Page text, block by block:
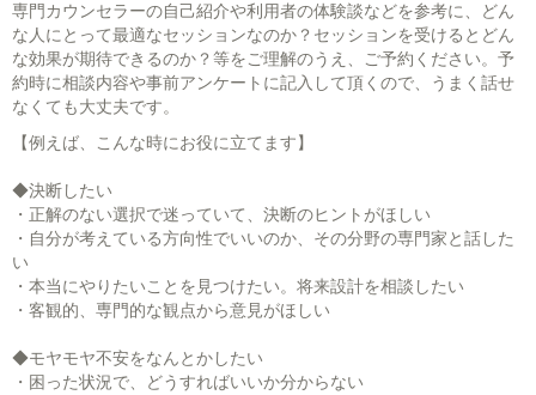
専門カウンセラーの自己紹介や利用者の体験談などを参考に、どん
な人にとって最適なセッションなのか？セッションを受けるとどん
な効果が期待できるのか？等をご理解のうえ、ご予約ください。予
約時に相談内容や事前アンケートに記入して頂くので、うまく話せ
なくても大丈夫です。
【例えば、こんな時にお役に立てます】
◆決断したい
・正解のない選択で迷っていて、決断のヒントがほしい
・自分が考えている方向性でいいのか、その分野の専門家と話した
い
・本当にやりたいことを見つけたい。将来設計を相談したい
・客観的、専門的な観点から意見がほしい
◆モヤモヤ不安をなんとかしたい
・困った状況で、どうすればいいか分からない